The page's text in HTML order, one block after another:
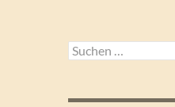
Suchen
nach: